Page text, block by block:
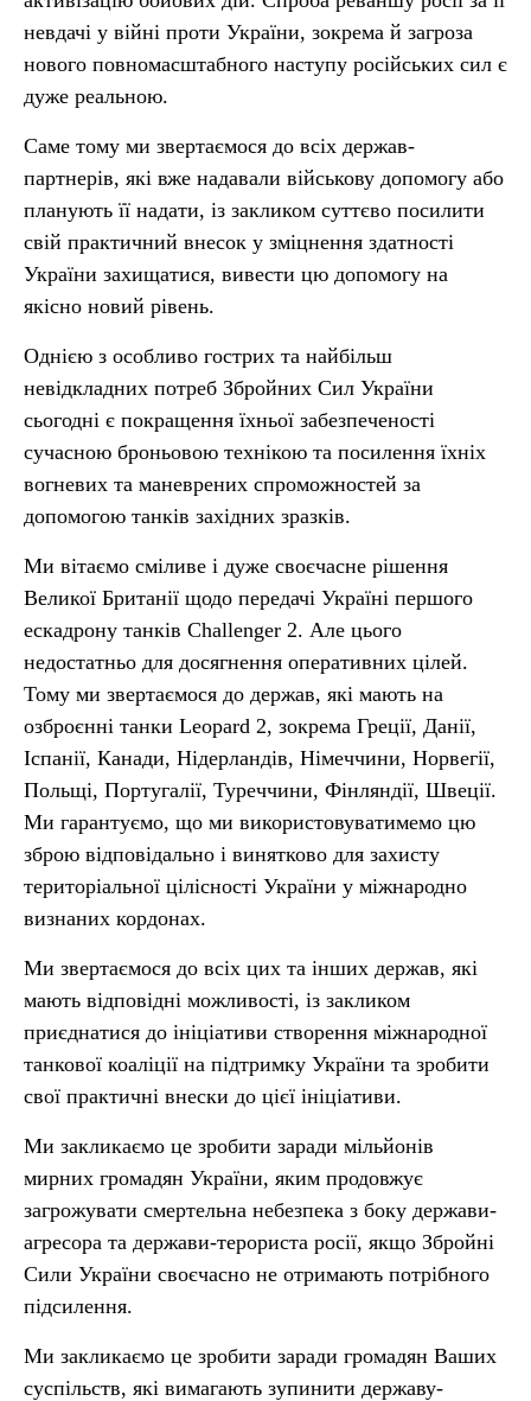
невдачі у війні проти України, зокрема й загроза
нового повномасштабного наступу російських сил є
дуже реальною.
Саме тому ми звертаємося до всіх держав-
партнерів, які вже надавали військову допомогу або
планують її надати, із закликом суттєво посилити
свій практичний внесок у зміцнення здатності
України захищатися, вивести цю допомогу на
якісно новий рівень.
Однією з особливо гострих та найбільш
невідкладних потреб Збройних Сил України
сьогодні є покращення їхньої забезпеченості
сучасною броньовою технікою та посилення їхніх
вогневих та маневрених спроможностей за
допомогою танків західних зразків.
Ми вітаємо сміливе і дуже своєчасне рішення
Великої Британії щодо передачі Україні першого
ескадрону танків Challenger 2. Але цього
недостатньо для досягнення оперативних цілей.
Тому ми звертаємося до держав, які мають на
озброєнні танки Leopard 2, зокрема Греції, Данії,
Іспанії, Канади, Нідерландів, Німеччини, Норвегії,
Польщі, Португалії, Туреччини, Фінляндії, Швеції.
Ми гарантуємо, що ми використовуватимемо цю
зброю відповідально і винятково для захисту
територіальної цілісності України у міжнародно
визнаних кордонах.
Ми звертаємося до всіх цих та інших держав, які
мають відповідні можливості, із закликом
приєднатися до ініціативи створення міжнародної
танкової коаліції на підтримку України та зробити
свої практичні внески до цієї ініціативи.
Ми закликаємо це зробити заради мільйонів
мирних громадян України, яким продовжує
загрожувати смертельна небезпека з боку держави-
агресора та держави-терориста росії, якщо Збройні
Сили України своєчасно не отримають потрібного
підсилення.
Ми закликаємо це зробити заради громадян Ваших
суспільств, які вимагають зупинити державу-